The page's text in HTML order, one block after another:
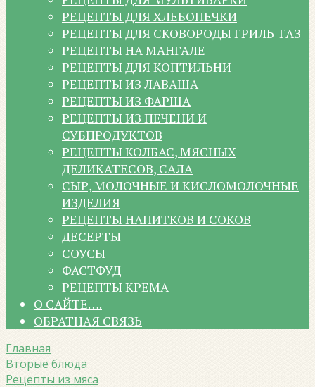
РЕЦЕПТЫ ДЛЯ ХЛЕБОПЕЧКИ
РЕЦЕПТЫ ДЛЯ СКОВОРОДЫ ГРИЛЬ-ГАЗ
РЕЦЕПТЫ НА МАНГАЛЕ
РЕЦЕПТЫ ДЛЯ КОПТИЛЬНИ
РЕЦЕПТЫ ИЗ ЛАВАША
РЕЦЕПТЫ ИЗ ФАРША
РЕЦЕПТЫ ИЗ ПЕЧЕНИ И
СУБПРОДУКТОВ
РЕЦЕПТЫ КОЛБАС, МЯСНЫХ
ДЕЛИКАТЕСОВ, САЛА
СЫР, МОЛОЧНЫЕ И КИСЛОМОЛОЧНЫЕ
ИЗДЕЛИЯ
РЕЦЕПТЫ НАПИТКОВ И СОКОВ
ДЕСЕРТЫ
СОУСЫ
ФАСТФУД
РЕЦЕПТЫ КРЕМА
О САЙТЕ….
ОБРАТНАЯ СВЯЗЬ
Главная
Вторые блюда
Рецепты из мяса